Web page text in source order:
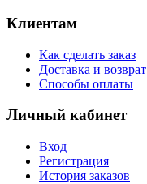
Клиентам
Как сделать заказ
Доставка и возврат
Способы оплаты
Личный кабинет
Вход
Регистрация
История заказов